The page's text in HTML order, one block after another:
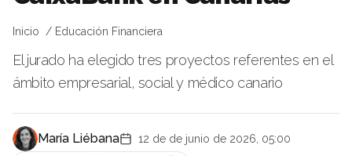
Inicio Educación Financiera
El jurado ha elegido tres proyectos referentes en el
ámbito empresarial, social y médico canario
María Liébana
12 de de junio de 2026, 05:00